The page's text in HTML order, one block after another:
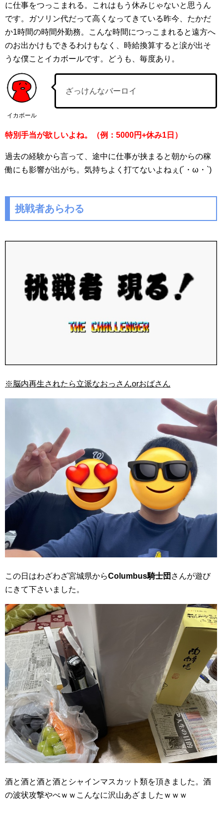
に仕事をつっこまれる。これはもう休みじゃないと思うん
です。ガソリン代だって高くなってきている昨今、たかだ
か1時間の時間外勤務。こんな時間につっこまれると遠方へ
のお出かけもできるわけもなく、時給換算すると涙が出そ
うな僕ことイカボールです。どうも、毎度あり。
イカボール
ざっけんなバーロイ
特別手当が欲しいよね。（例：5000円+休み1日）
過去の経験から言って、途中に仕事が挟まると朝からの稼
働にも影響が出がち。気持ちよく打てないよねぇ(´・ω・`)
挑戦者あらわる
※脳内再生されたら立派なおっさんorおばさん
この日はわざわざ宮城県からColumbus騎士団 さんが遊び
にきて下さいました。
酒と酒と酒と酒とシャインマスカット類を頂きました。酒
の波状攻撃やべｗｗこんなに沢山あざましたｗｗｗ